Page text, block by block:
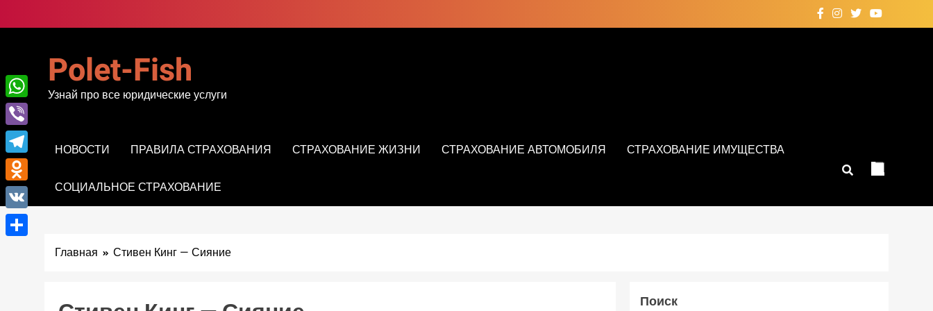
к
Polet-Fish
Узнай про все юридические услуги
НОВОСТИ ПРАВИЛА СТРАХОВАНИЯ СТРАХОВАНИЕ ЖИЗНИ СТРАХОВАНИЕ АВТОМОБИЛЯ СТРАХОВАНИЕ ИМУЩЕСТВА
СОЦИАЛЬНОЕ СТРАХОВАНИЕ
Главная Стивен Кинг — Сияние
Поиск
WhatsApp
Viber
Telegram
Odnoklassniki
VK
Отправить